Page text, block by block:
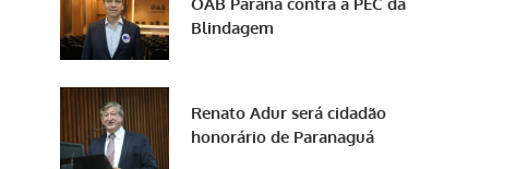
OAB Paraná contra a PEC da
Blindagem
Renato Adur será cidadão
honorário de Paranaguá